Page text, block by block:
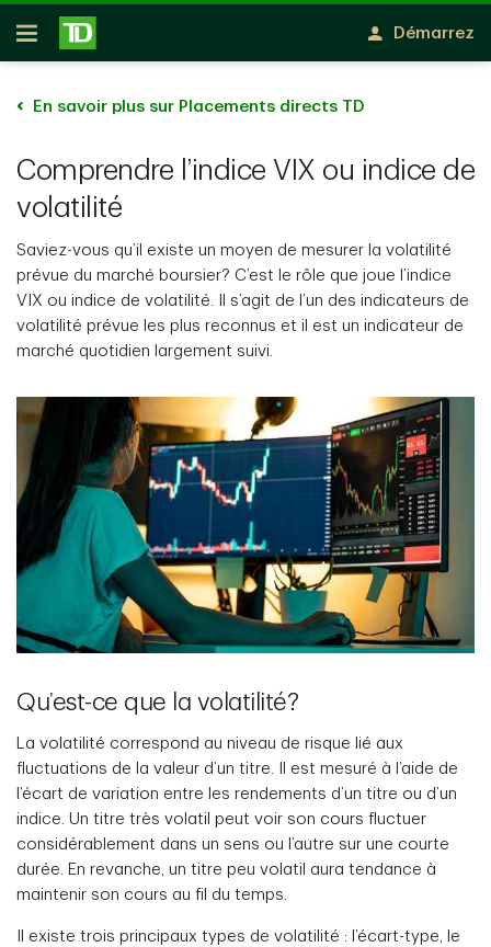
Passer au contenu principal
Ouvert
Démarrez
En savoir plus sur Placements directs TD
Comprendre l’indice VIX ou indice de
volatilité
Saviez-vous qu’il existe un moyen de mesurer la volatilité
prévue du marché boursier? C’est le rôle que joue l’indice
VIX ou indice de volatilité. Il s’agit de l’un des indicateurs de
volatilité prévue les plus reconnus et il est un indicateur de
marché quotidien largement suivi.
Qu’est-ce que la volatilité?
La volatilité correspond au niveau de risque lié aux
fluctuations de la valeur d’un titre. Il est mesuré à l’aide de
l’écart de variation entre les rendements d’un titre ou d’un
indice. Un titre très volatil peut voir son cours fluctuer
considérablement dans un sens ou l’autre sur une courte
durée. En revanche, un titre peu volatil aura tendance à
maintenir son cours au fil du temps.
Il existe trois principaux types de volatilité : l’écart-type, le